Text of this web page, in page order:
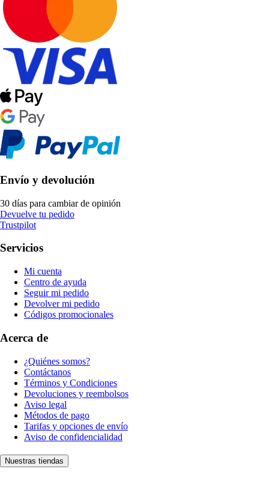
Envío y devolución
30 días para cambiar de opinión
Devuelve tu pedido
Trustpilot
Servicios
Mi cuenta
Centro de ayuda
Seguir mi pedido
Devolver mi pedido
Códigos promocionales
Acerca de
¿Quiénes somos?
Contáctanos
Términos y Condiciones
Devoluciones y reembolsos
Aviso legal
Métodos de pago
Tarifas y opciones de envío
Aviso de confidencialidad
Nuestras tiendas